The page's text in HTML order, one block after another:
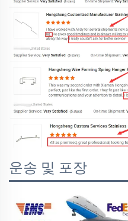
운송 및 포장